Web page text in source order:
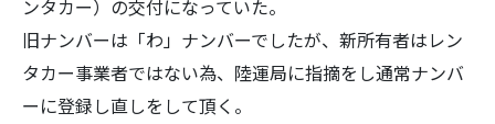
ンタカー） の交付になっていた。
旧ナンバーは「わ」ナンバーでしたが、 新所有者はレン
タカー事業者ではない為、 陸運局に指摘をし通常ナンバ
ーに登録し直しをして頂く。